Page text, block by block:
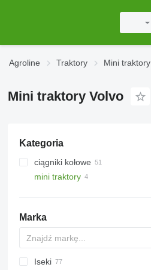
Agroline Traktory Mini traktory
Mini traktory Volvo
Kategoria
ciągniki kołowe
mini traktory
Marka
Tigrone
Farmall
Nexos
990
D-series
Agrofarm
F-series
2000
Major
C-series
C
TX
Iseki